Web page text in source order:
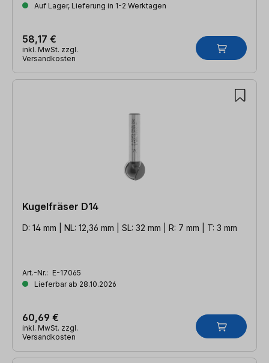
Auf Lager, Lieferung in 1-2 Werktagen
58,17 €
inkl. MwSt. zzgl.
Versandkosten
Kugelfräser D14
D: 14 mm | NL: 12,36 mm | SL: 32 mm | R: 7 mm | T: 3 mm
Art.-Nr.: E-17065
Lieferbar ab 28.10.2026
60,69 €
inkl. MwSt. zzgl.
Versandkosten